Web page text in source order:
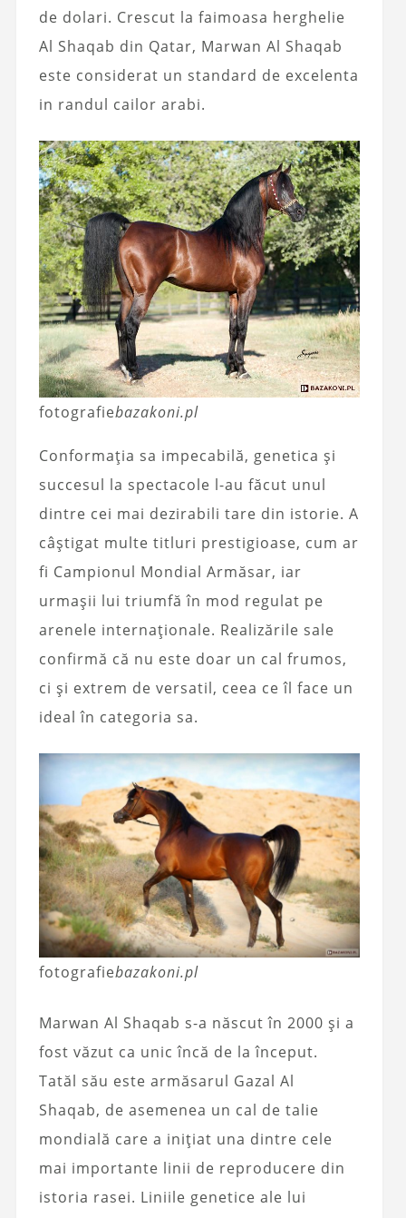
de dolari. Crescut la faimoasa herghelie
Al Shaqab din Qatar, Marwan Al Shaqab
este considerat un standard de excelenta
in randul cailor arabi.
fotografiebazakoni.pl
Conformația sa impecabilă, genetica și
succesul la spectacole l-au făcut unul
dintre cei mai dezirabili tare din istorie. A
câștigat multe titluri prestigioase, cum ar
fi Campionul Mondial Armăsar, iar
urmașii lui triumfă în mod regulat pe
arenele internaționale. Realizările sale
confirmă că nu este doar un cal frumos,
ci și extrem de versatil, ceea ce îl face un
ideal în categoria sa.
fotografiebazakoni.pl
Marwan Al Shaqab s-a născut în 2000 și a
fost văzut ca unic încă de la început.
Tatăl său este armăsarul Gazal Al
Shaqab, de asemenea un cal de talie
mondială care a inițiat una dintre cele
mai importante linii de reproducere din
istoria rasei. Liniile genetice ale lui